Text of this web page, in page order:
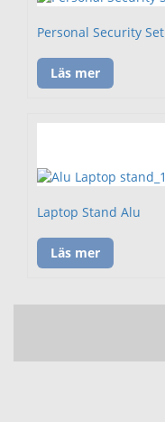
Personal Security Set
Läs mer
Laptop Stand Alu
Läs mer